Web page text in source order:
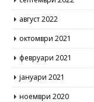
септември 2022
август 2022
октомври 2021
февруари 2021
јануари 2021